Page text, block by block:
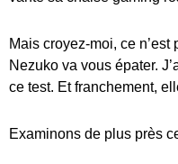
Mais croyez-moi, ce
Nezuko va vous épater.
ce test. Et franchement,
Examinons de plus près